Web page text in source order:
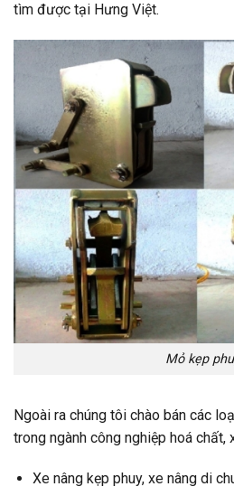
tìm được tại Hưng Việt.
Mỏ kẹp
Ngoài ra chúng tôi chào bán các
trong ngành công nghiệp hoá chất,
Xe nâng kẹp phuy, xe nâng di